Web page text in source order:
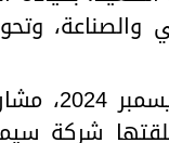
والصناعة،
كما